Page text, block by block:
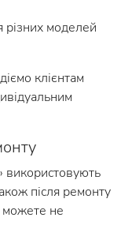
моделей
клієнтам
використовують
після ремонту
можете не